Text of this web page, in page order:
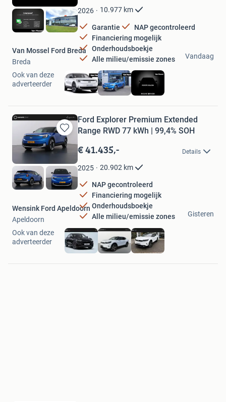
Favorieten2026 10.977 km
Garantie
NAP gecontroleerd
Financiering mogelijk
Onderhoudsboekje
Alle milieu/emissie zones
Van Mossel Ford Breda
Breda
Vandaag
Ook van deze
adverteerder
Bewaren
in
Mijn
Favorieten
Ford Explorer Premium Extended
Range RWD 77 kWh | 99,4% SOH
€ 41.435,- Details
2025 20.902 km
NAP gecontroleerd
Financiering mogelijk
Onderhoudsboekje
Alle milieu/emissie zones
Wensink Ford Apeldoorn
Apeldoorn
Gisteren
Ook van deze
adverteerder